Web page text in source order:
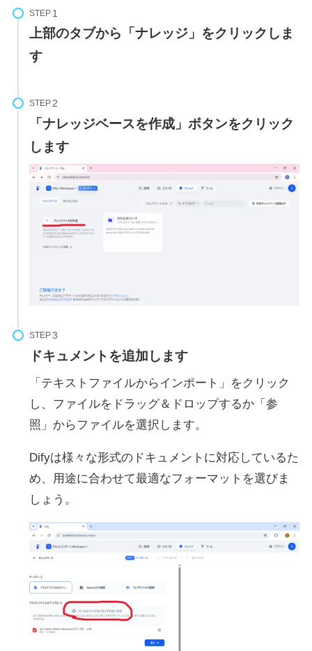
STEP
上部のタブから「ナレッジ」をクリックしま
す
STEP
「ナレッジベースを作成」ボタンをクリック
します
STEP
ドキュメントを追加します
「テキストファイルからインポート」をクリック
し、ファイルをドラッグ＆ドロップするか「参
照」からファイルを選択します。
Difyは様々な形式のドキュメントに対応しているた
め、用途に合わせて最適なフォーマットを選びま
しょう。